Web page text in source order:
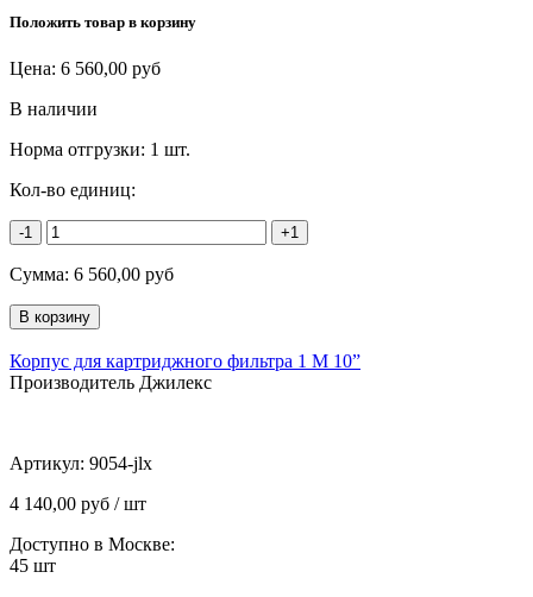
Положить товар в корзину
Цена: 6 560,00 руб
В наличии
Норма отгрузки: 1 шт.
Кол-во единиц:
-1 +1
Сумма: 6 560,00 руб
Корпус для картриджного фильтра 1 М 10”
Производитель Джилекс
Артикул: 9054-jlx
4 140,00 руб / шт
Доступно в Москве:
45 шт